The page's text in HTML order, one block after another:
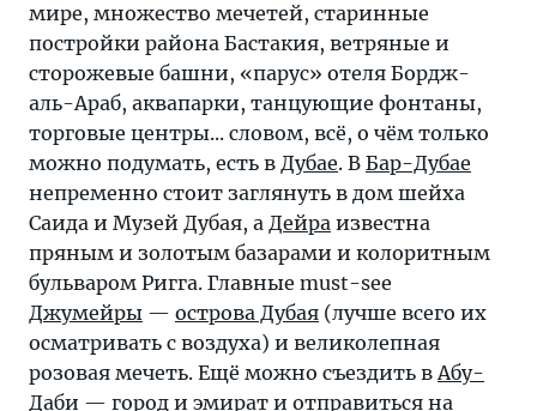
мире, множество мечетей, старинные
постройки района Бастакия, ветряные и
сторожевые башни, «парус» отеля Бордж-
аль-Араб, аквапарки, танцующие фонтаны,
торговые центры... словом, всё, о чём только
можно подумать, есть в Дубае. В Бар-Дубае
непременно стоит заглянуть в дом шейха
Саида и Музей Дубая, а Дейра известна
пряным и золотым базарами и колоритным
бульваром Ригга. Главные must-see
Джумейры — острова Дубая (лучше всего их
осматривать с воздуха) и великолепная
розовая мечеть. Ещё можно съездить вАбу-
Даби — город и эмират и отправиться на